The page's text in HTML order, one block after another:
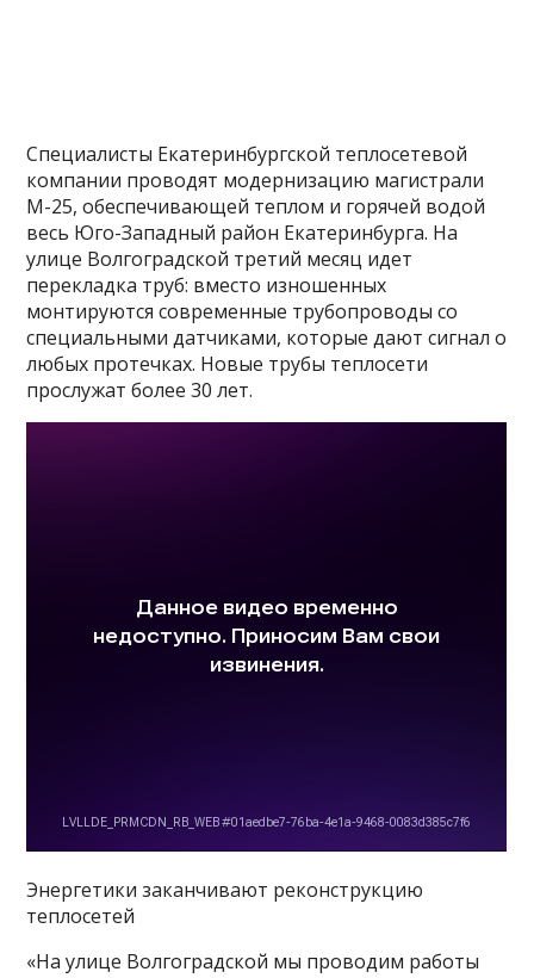
Специалисты Екатеринбургской теплосетевой
компании проводят модернизацию магистрали
М-25, обеспечивающей теплом и горячей водой
весь Юго-Западный район Екатеринбурга. На
улице Волгоградской третий месяц идет
перекладка труб: вместо изношенных
монтируются современные трубопроводы со
специальными датчиками, которые дают сигнал о
любых протечках. Новые трубы теплосети
прослужат более 30 лет.
Энергетики заканчивают реконструкцию
теплосетей
«На улице Волгоградской мы проводим работы